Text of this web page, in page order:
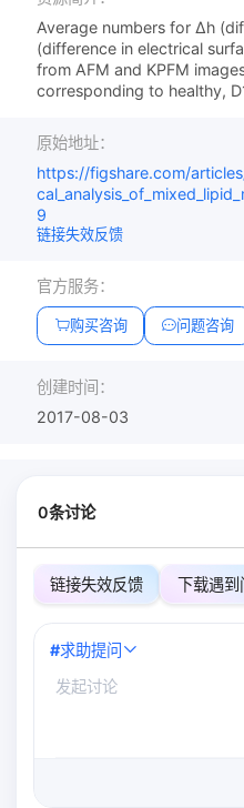
Average numbers for Δh
(difference in electrical
from AFM and KPFM
corresponding to healthy,
原始地址：
https://figshare.com/
9
链接失效反馈
官方服务：
购买咨询 问题咨询
创建时间：
2017-08-03
0条讨论
链接失效反馈 下载遇到
#求助提问